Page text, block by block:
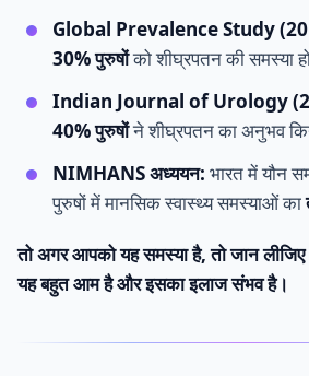
Global Prevalence Study
30% पुरुषोंको शीघ्रपतन की समस्या
Indian Journal of Urology
40% पुरुषोंने शीघ्रपतन का अनुभव
NIMHANS अध्ययन: भारत में यौन
पुरुषों में मानसिक स्वास्थ्य समस्याओं का
तो अगर आपको यह समस्या है, तो जान
यह बहुत आम है और इसका इलाज संभव है।